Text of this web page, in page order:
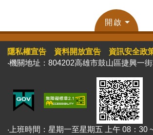
開啟
隱私權宣告 資料開放宣告
資訊安全政
‧機關地址：804202高雄市鼓山區捷興一
‧上班時間：星期一至星期五 上午 08：30